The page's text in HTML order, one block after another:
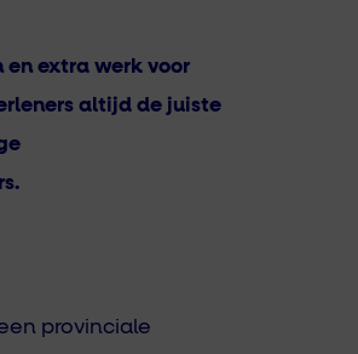
extra werk voor
altijd de juiste
provinciale